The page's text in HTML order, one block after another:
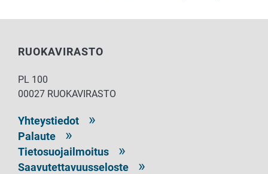
RUOKAVIRASTO
PL 100
00027 RUOKAVIRASTO
Yhteystiedot
Palaute
Tietosuojailmoitus
Saavutettavuusseloste